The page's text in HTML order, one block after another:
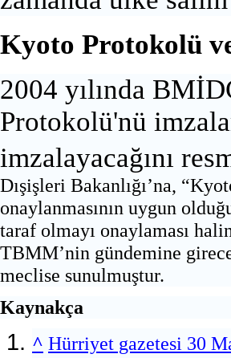
Kyoto Protokolü
2004 yılında
Protokolü'nü
imzalayacağını
Dışişleri Bakanlığı’na,
onaylanmasının uygun
taraf olmayı onaylaması
TBMM’nin gündemine
meclise sunulmuştur.
Kaynakça
^ Hürriyet gazetesi 30